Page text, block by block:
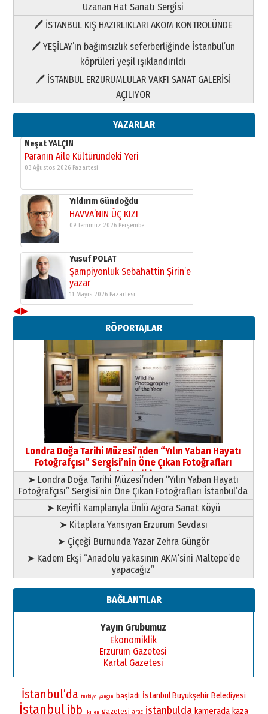
Uzanan Hat Sanatı Sergisi
🖊 İSTANBUL KIŞ HAZIRLIKLARI AKOM KONTROLÜNDE
🖊 YEŞİLAY’ın bağımsızlık seferberliğinde İstanbul’un
köprüleri yeşil ışıklandırıldı
🖊 İSTANBUL ERZURUMLULAR VAKFI SANAT GALERİSİ
AÇILIYOR
YAZARLAR
Yıldırım Gündoğdu
HAVVA’NIN ÜÇ KIZI
09 Temmuz 2026 Perşembe
Yusuf POLAT
Şampiyonluk Sebahattin Şirin’e
11 Mayıs 2026 Pazartesi
Neşat YALÇIN
Paranın Aile Kültüründeki Yeri
03 Ağustos 2026 Pazartesi
Yıldırım Gündoğdu
HAVVA’NIN ÜÇ KIZI
09 Temmuz 2026 Perşembe
Yusuf POLAT
Şampiyonluk Sebahattin Şirin’e
yazar
11 Mayıs 2026 Pazartesi
Neşat YALÇIN
Paranın Aile Kültüründeki Yeri
03 Ağustos 2026 Pazartesi
Yıldırım Gündoğdu
HAVVA’NIN ÜÇ KIZI
09 Temmuz 2026 Perşembe
Yusuf POLAT
Şampiyonluk Sebahattin Şirin’e
yazar
11 Mayıs 2026 Pazartesi
◀▶
RÖPORTAJLAR
Londra Doğa Tarihi Müzesi’nden “Yılın Yaban Hayatı
Fotoğrafçısı” Sergisi’nin Öne Çıkan Fotoğrafları
İstanbul’da
➤ Londra Doğa Tarihi Müzesi’nden “Yılın Yaban Hayatı
Fotoğrafçısı” Sergisi’nin Öne Çıkan Fotoğrafları İstanbul’da
➤ Keyifli Kamplarıyla Ünlü Agora Sanat Köyü
➤ Kitaplara Yansıyan Erzurum Sevdası
➤ Çiçeği Burnunda Yazar Zehra Güngör
➤ Kadem Ekşi “Anadolu yakasının AKM’sini Maltepe’de
yapacağız”
BAĞLANTILAR
Yayın Grubumuz
Ekonomiklik
Erzurum Gazetesi
Kartal Gazetesi
İstanbul’da turkiye yangın başladı İstanbul Büyükşehir Belediyesi
İstanbul ibb iki en gazetesi arac istanbulda kamerada kaza